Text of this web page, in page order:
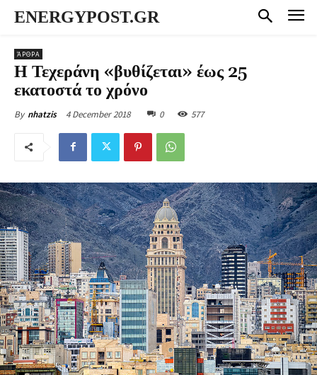
ENERGYPOST.GR
ΆΡΘΡΑ
Η Τεχεράνη «βυθίζεται» έως 25
εκατοστά το χρόνο
By nhatzis 4 December 2018 0 577